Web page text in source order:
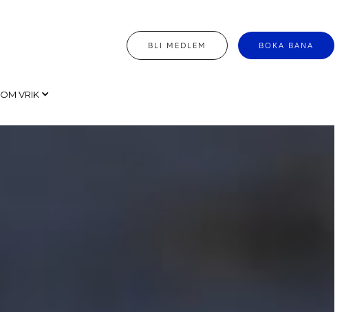
BLI MEDLEM BOKA BANA
OM VRIK